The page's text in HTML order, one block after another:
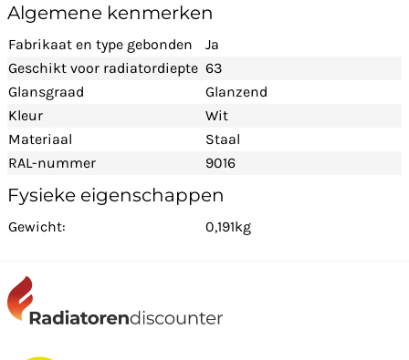
Algemene kenmerken
Fabrikaat en type gebonden
Ja
Geschikt voor radiatordiepte 63
Glansgraad
Glanzend
Kleur
Wit
Materiaal
Staal
RAL-nummer
9016
Fysieke eigenschappen
Gewicht: 0,191kg